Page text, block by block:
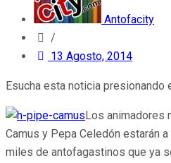
Antofacity
/
13 Agosto, 2014
Esucha esta noticia presionando
Los animadores
Camus y Pepa Celedón estarán
miles de antofagastinos que ya